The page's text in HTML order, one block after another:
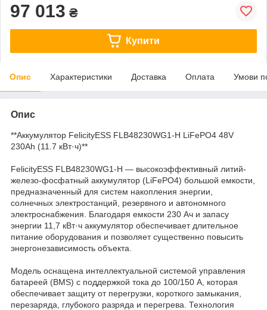
97 013 ₴
Купити
Опис Характеристики Доставка Оплата Умови
Опис
**Аккумулятор FelicityESS FLB48230WG1-H LiFePO4 48V
230Ah (11.7 кВт·ч)**
FelicityESS FLB48230WG1-H — высокоэффективный литий-
железо-фосфатный аккумулятор (LiFePO4) большой емкости,
предназначенный для систем накопления энергии,
солнечных электростанций, резервного и автономного
электроснабжения. Благодаря емкости 230 Ач и запасу
энергии 11,7 кВт·ч аккумулятор обеспечивает длительное
питание оборудования и позволяет существенно повысить
энергонезависимость объекта.
Модель оснащена интеллектуальной системой управления
батареей (BMS) с поддержкой тока до 100/150 А, которая
обеспечивает защиту от перегрузки, короткого замыкания,
перезаряда, глубокого разряда и перегрева. Технология